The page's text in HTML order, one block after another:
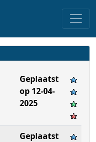
Geplaatst
op 12-04-
2025
Geplaatst